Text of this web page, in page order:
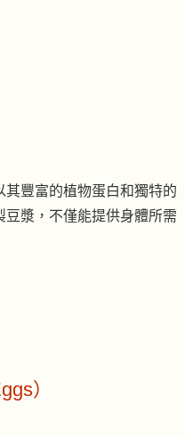
豐富的植物蛋白和獨特的
豆漿，不僅能提供身體所需
）